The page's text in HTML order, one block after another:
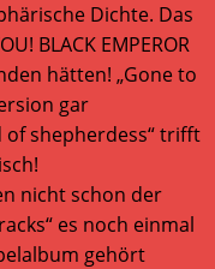
Dichte. Das
BLACK EMPEROR
hätten! „Gone to
gar
of shepherdess“ trifft
nicht schon der
es noch einmal
gehört